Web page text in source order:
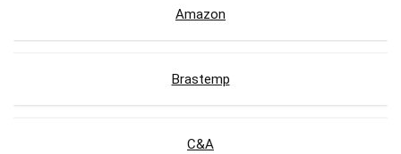
Amazon
Brastemp
C&A